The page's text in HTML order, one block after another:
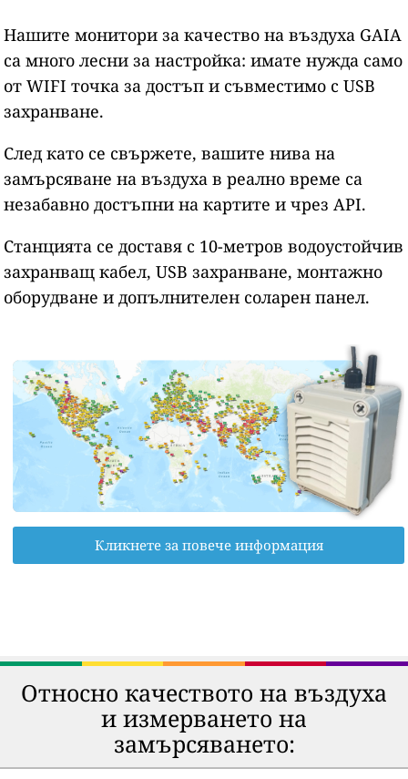
Нашите монитори за качество на въздуха GAIA
са много лесни за настройка: имате нужда само
от WIFI точка за достъп и съвместимо с USB
захранване.
След като се свържете, вашите нива на
замърсяване на въздуха в реално време са
незабавно достъпни на картите и чрез API.
Станцията се доставя с 10-метров водоустойчив
захранващ кабел, USB захранване, монтажно
оборудване и допълнителен соларен панел.
Кликнете за повече информация
Относно качеството на въздуха
и измерването на
замърсяването: